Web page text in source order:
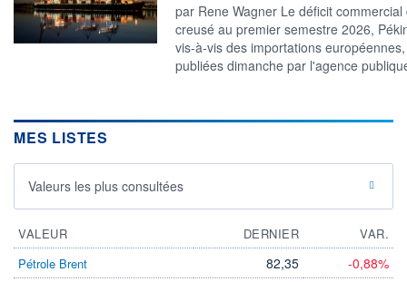
par Rene Wagner Le déficit
creusé au premier semestre 2026,
vis-à-vis des importations
publiées dimanche par l'agence
MES LISTES
Valeurs les plus consultées
VALEUR DERNIER
VAR.
Pétrole Brent
82,35 -0,88%